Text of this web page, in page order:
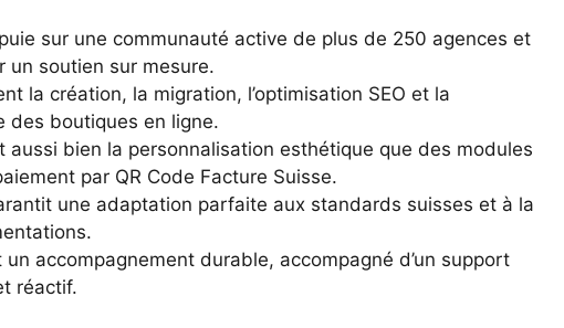
sur une communauté active de plus de 250 agences et
un soutien sur mesure.
la création, la migration, l’optimisation SEO et la
des boutiques en ligne.
aussi bien la personnalisation esthétique que des modules
par QR Code Facture Suisse.
une adaptation parfaite aux standards suisses et à la
accompagnement durable, accompagné d’un support
réactif.